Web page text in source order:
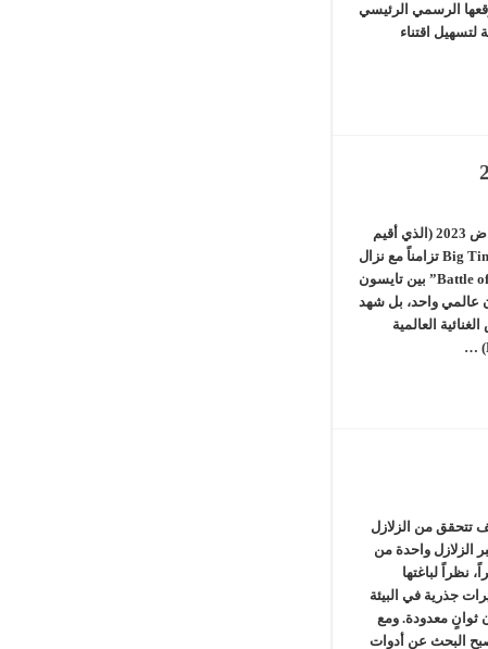
الرسمي الرئيسي
لتسهيل اقتناء
لم يقتصر حفل افتتاح موسم الرياض 2023 (الذي أقيم
في 28 أكتوبر 2023 تحت شعار Big Time تزامناً مع نزال
الملاكمة التاريخي “Battle of the Baddest” بين تايسون
عالمي واحد، بل شهد
العالمية
تتحقق من الزلازل
الزلازل واحدة من
نظراً لباغتها
جذرية في البيئة
ثوانٍ معدودة. ومع
أصبح البحث عن أدوات